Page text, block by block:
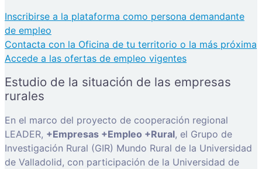
Inscribirse a la plataforma como persona demandante
de empleo
Contacta con la Oficina de tu territorio o la más próxima
Accede a las ofertas de empleo vigentes
Estudio de la situación de las empresas
rurales
En el marco del proyecto de cooperación regional
LEADER, +Empresas +Empleo +Rural, el Grupo de
Investigación Rural (GIR) Mundo Rural de la Universidad
de Valladolid, con participación de la Universidad de